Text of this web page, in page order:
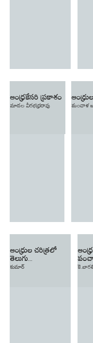
ఆంధ్రకేసరి ప్రకాశం
మాదల వీరభధ్రరావు మంచాళ
ఆంధ్రుల చరిత్రలో
తెలుగు...
కుమార్